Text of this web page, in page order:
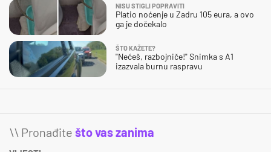
NISU STIGLI POPRAVITI
Platio noćenje u Zadru 105 eura, a ovo
ga je dočekalo
ŠTO KAŽETE?
"Nećeš, razbojniče!" Snimka s A1
izazvala burnu raspravu
\\ Pronađite što vas zanima